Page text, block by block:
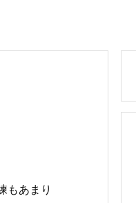
もあまり